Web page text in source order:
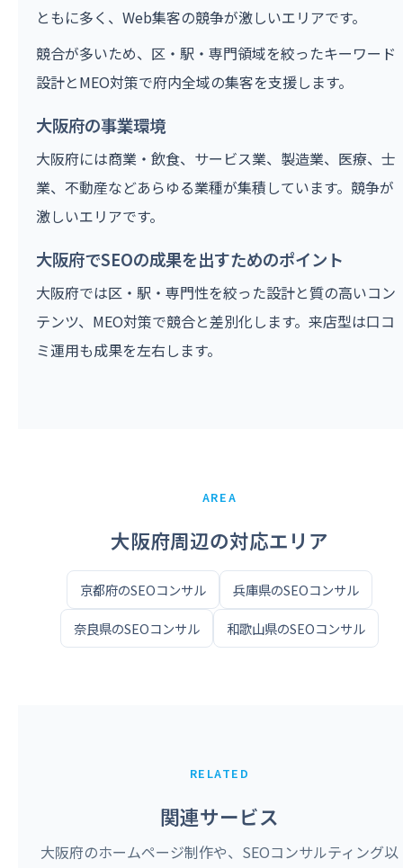
ともに多く、Web集客の競争が激しいエリアです。
競合が多いため、区・駅・専門領域を絞ったキーワード
設計とMEO対策で府内全域の集客を支援します。
大阪府の事業環境
大阪府には商業・飲食、サービス業、製造業、医療、士
業、不動産などあらゆる業種が集積しています。競争が
激しいエリアです。
大阪府でSEOの成果を出すためのポイント
大阪府では区・駅・専門性を絞った設計と質の高いコン
テンツ、MEO対策で競合と差別化します。来店型は口コ
ミ運用も成果を左右します。
AREA
大阪府周辺の対応エリア
京都府のSEOコンサル 兵庫県のSEOコンサル
奈良県のSEOコンサル 和歌山県のSEOコンサル
RELATED
関連サービス
大阪府のホームページ制作や、SEOコンサルティング以